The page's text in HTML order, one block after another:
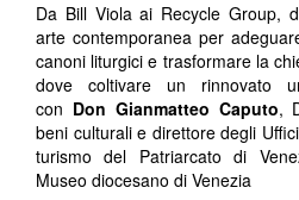
Da Bill Viola ai Recycle Group,
arte contemporanea per
canoni liturgici e trasformare la
dove coltivare un rinnovato
con Don Gianmatteo Caputo,
beni culturali e direttore degli
turismo del Patriarcato di
Museo diocesano di Venezia